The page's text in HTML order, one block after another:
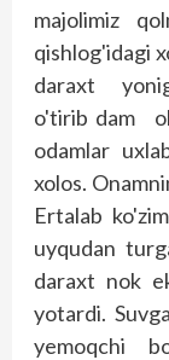
majolimiz
qishlog'idagi
daraxt
o'tirib dam
odamlar
xolos.
Ertalab
uyqudan
daraxt nok
yotardi.
yemoqchi